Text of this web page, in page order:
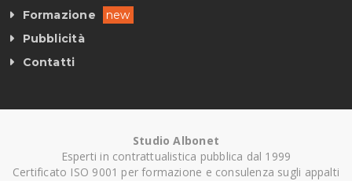
Formazione
new
Pubblicità
Contatti
Studio Albonet
Esperti in contrattualistica pubblica dal 1999
Certificato ISO 9001 per formazione e consulenza sugli appalti